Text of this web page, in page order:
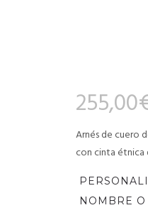
255,00
Arnés de cuero
con cinta
NOMBRE O